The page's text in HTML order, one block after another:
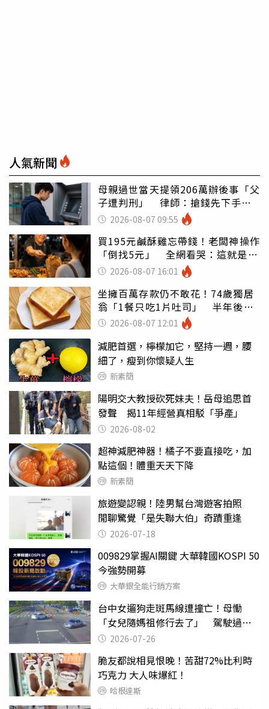
人氣新聞
母親過世當天提領206萬辦後事「父
子遭判刑」 律師：搶錢先下手是
罪 2026-08-07 09:55
買195元鹹酥雞忘帶錢！老闆神操作
「倒找5元」 全網看哭：這就是台
灣 2026-08-07 16:01
坐擁百萬存款仍不敢花！74歲獨居
翁「1餐只吃1片吐司」 半年後暴
瘦嚇壞女兒
2026-08-07 12:01
減肥首選，檸檬加它，堅持一週，腰
細了，瘦到你懷疑人生
新素簡
陽明交大教授砍死妹夫！岳母追思首
發聲 揭11年經營真相駁「爭產」
2026-08-02
超神減肥神器！橘子不要直接吃，加
點這個！體重天天下降
新素簡
旅遊變認親！陸男幫台灣遊客拍照
閒聊驚覺「是失聯大伯」奇蹟重逢
2026-07-18
009829掌握AI關鍵 大華韓國KOSPI 50
今強勢開募
大華銀全能行銷方案
台中女遛狗走斑馬線遭撞亡！母慟
「女兒隨媽祖修行去了」 駕駛過失
致死判9月
2026-07-26
脆友都說相見恨晚！苦甜72%比利時
巧克力 大人味爆紅！
哈根達斯